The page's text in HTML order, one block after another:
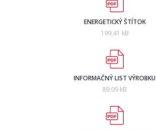
ENERGETICKÝ ŠTÍTOK
199,41 kB
INFORMAČNÝ LIST VÝROBKU
89,09 kB